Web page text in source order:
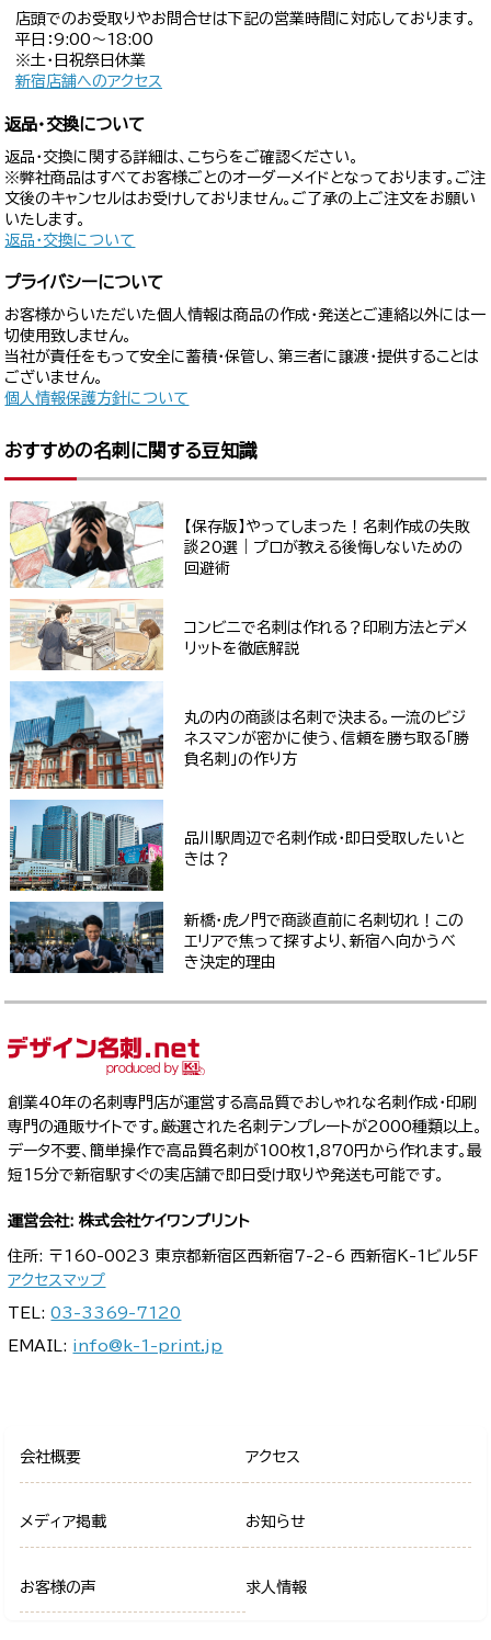
店頭でのお受取りやお問合せは下記の営業時間に対応しております。
平日：9:00〜18:00
※土・日祝祭日休業
新宿店舗へのアクセス
返品・交換について
返品・交換に関する詳細は、こちらをご確認ください。
※弊社商品はすべてお客様ごとのオーダーメイドとなっております。ご注
文後のキャンセルはお受けしておりません。ご了承の上ご注文をお願い
いたします。
返品・交換について
プライバシーについて
お客様からいただいた個人情報は商品の作成・発送とご連絡以外には一
切使用致しません。
当社が責任をもって安全に蓄積・保管し、第三者に譲渡・提供することは
ございません。
個人情報保護方針について
おすすめの名刺に関する豆知識
【保存版】やってしまった！名刺作成の失敗
談20選｜プロが教える後悔しないための
回避術
コンビニで名刺は作れる？印刷方法とデメ
リットを徹底解説
丸の内の商談は名刺で決まる。一流のビジ
ネスマンが密かに使う、信頼を勝ち取る「勝
負名刺」の作り方
品川駅周辺で名刺作成・即日受取したいと
きは？
新橋・虎ノ門で商談直前に名刺切れ！この
エリアで焦って探すより、新宿へ向かうべ
き決定的理由
創業40年の名刺専門店が運営する高品質でおしゃれな名刺作成・印刷
専門の通販サイトです。厳選された名刺テンプレートが2000種類以上。
データ不要、簡単操作で高品質名刺が100枚1,870円から作れます。最
短15分で新宿駅すぐの実店舗で即日受け取りや発送も可能です。
運営会社: 株式会社ケイワンプリント
住所: 〒160-0023 東京都新宿区西新宿7-2-6 西新宿K-1ビル5F
アクセスマップ
TEL:03-3369-7120
EMAIL: info@k-1-print.jp
会社概要 アクセス
メディア掲載 お知らせ
お客様の声 求人情報